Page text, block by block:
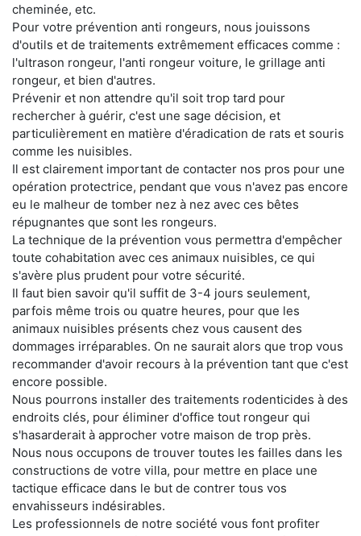
cheminée, etc.
Pour votre prévention anti rongeurs, nous jouissons
d'outils et de traitements extrêmement efficaces comme :
l'ultrason rongeur, l'anti rongeur voiture, le grillage anti
rongeur, et bien d'autres.
Prévenir et non attendre qu'il soit trop tard pour
rechercher à guérir, c'est une sage décision, et
particulièrement en matière d'éradication de rats et souris
comme les nuisibles.
Il est clairement important de contacter nos pros pour une
opération protectrice, pendant que vous n'avez pas encore
eu le malheur de tomber nez à nez avec ces bêtes
répugnantes que sont les rongeurs.
La technique de la prévention vous permettra d'empêcher
toute cohabitation avec ces animaux nuisibles, ce qui
s'avère plus prudent pour votre sécurité.
Il faut bien savoir qu'il suffit de 3-4 jours seulement,
parfois même trois ou quatre heures, pour que les
animaux nuisibles présents chez vous causent des
dommages irréparables. On ne saurait alors que trop vous
recommander d'avoir recours à la prévention tant que c'est
encore possible.
Nous pourrons installer des traitements rodenticides à des
endroits clés, pour éliminer d'office tout rongeur qui
s'hasarderait à approcher votre maison de trop près.
Nous nous occupons de trouver toutes les failles dans les
constructions de votre villa, pour mettre en place une
tactique efficace dans le but de contrer tous vos
envahisseurs indésirables.
Les professionnels de notre société vous font profiter